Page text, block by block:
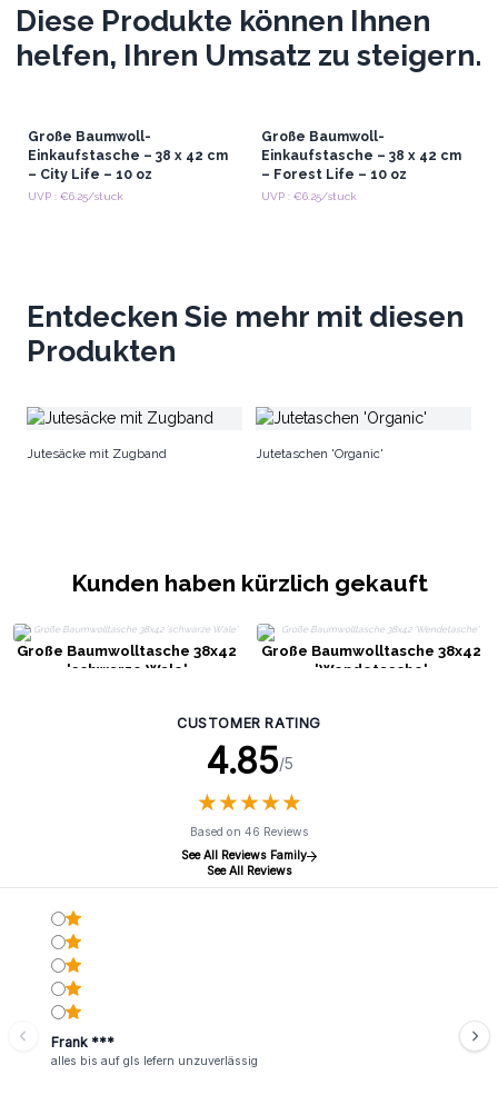
Diese Produkte können Ihnen
helfen, Ihren Umsatz zu steigern.
Große Baumwoll-
Einkaufstasche – 38 x 42 cm
– City Life – 10 oz
UVP : €6.25/stuck
Große Baumwoll-
Einkaufstasche – 38 x 42 cm
– Forest Life – 10 oz
UVP : €6.25/stuck
Entdecken Sie mehr mit diesen
Produkten
Jutesäcke mit Zugband Jutetaschen 'Organic'
Kunden haben kürzlich gekauft
Große Baumwolltasche 38x42
'schwarze Wale'
Große Baumwolltasche 38x42
'Wendetasche'
CUSTOMER RATING
4.85/5
★★★★★
★★★★★
Based on 46 Reviews
See All Reviews Family
See All Reviews
Frank ***
alles bis auf gls lefern unzuverlässig